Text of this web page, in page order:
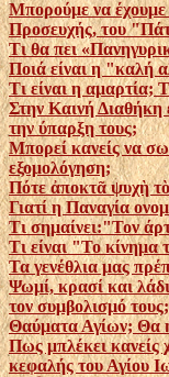
Μπορούμε να έχουμε
Προσευχής, του
Τι θα πει
Ποιά είναι η "καλή
Τι είναι η αμαρτία;
Στην Καινή Διαθήκη
την ύπαρξη τους;
Μπορεί κανείς να
εξομολόγηση;
Πότε ἀποκτᾶ ψυχὴ
Γιατί η Παναγία
Τι σημαίνει:"Τον
Τι είναι "Το
Τα γενέθλια μας
Ψωμί, κρασί και
τον συμβολισμό τους;
Θαύματα Αγίων; Θα
Πως μπλέκει κανείς
κεφαλής του Αγίου